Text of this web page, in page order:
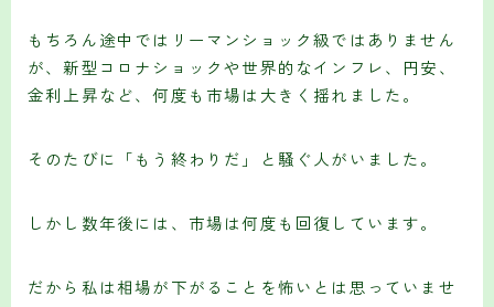
もちろん途中ではリーマンショック級ではありません
が、新型コロナショックや世界的なインフレ、円安、
金利上昇など、何度も市場は大きく揺れました。
そのたびに「もう終わりだ」と騒ぐ人がいました。
しかし数年後には、市場は何度も回復しています。
だから私は相場が下がることを怖いとは思っていませ